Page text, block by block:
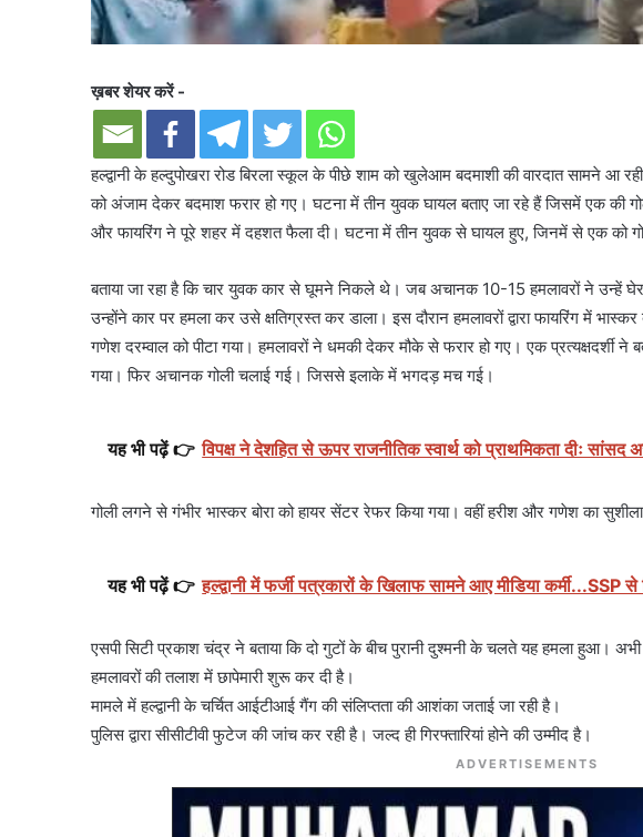
ख़बर शेयर करें -
हल्द्वानी के हल्दुपोखरा रोड बिरला स्कूल के पीछे शाम को खुलेआम बदमाशी की वारदात सामने
को अंजाम देकर बदमाश फरार हो गए। घटना में तीन युवक घायल बताए जा रहे हैं जिसमें एक की
और फायरिंग ने पूरे शहर में दहशत फैला दी। घटना में तीन युवक से घायल हुए, जिनमें से एक को
बताया जा रहा है कि चार युवक कार से घूमने निकले थे। जब अचानक 10-15 हमलावरों ने उन्हें
उन्होंने कार पर हमला कर उसे क्षतिग्रस्त कर डाला। इस दौरान हमलावरों द्वारा फायरिंग में
गणेश दरम्वाल को पीटा गया। हमलावरों ने धमकी देकर मौके से फरार हो गए। एक प्रत्यक्षदर्शी ने
गया। फिर अचानक गोली चलाई गई। जिससे इलाके में भगदड़ मच गई।
यह भी पढ़ें 👉 विपक्ष ने देशहित से ऊपर राजनीतिक स्वार्थ को प्राथमिकता दीः
गोली लगने से गंभीर भास्कर बोरा को हायर सेंटर रेफर किया गया। वहीं हरीश और गणेश का
यह भी पढ़ें 👉 हल्द्वानी में फर्जी पत्रकारों के खिलाफ सामने आए मीडिया कर्मी...SSP
एसपी सिटी प्रकाश चंद्र ने बताया कि दो गुटों के बीच पुरानी दुश्मनी के चलते यह हमला हुआ।
हमलावरों की तलाश में छापेमारी शुरू कर दी है।
मामले में हल्द्वानी के चर्चित आईटीआई गैंग की संलिप्तता की आशंका जताई जा रही है।
पुलिस द्वारा सीसीटीवी फुटेज की जांच कर रही है। जल्द ही गिरफ्तारियां होने की उम्मीद है।
ADVERTISEMENTS